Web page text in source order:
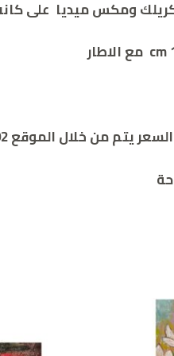
ومكس ميديا على
من خلال الموقع 00962786932392